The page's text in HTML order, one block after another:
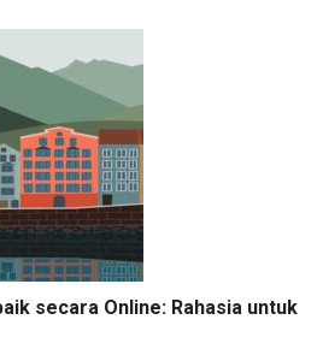
secara Online: Rahasia untuk